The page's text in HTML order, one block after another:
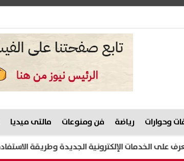
وحوارات رياضة فن ومنوعات مالتى ميديا